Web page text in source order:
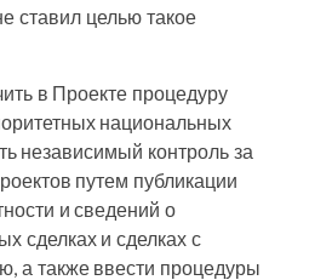
ставил целью такое
в Проекте процедуру
национальных
независимый контроль за
путем публикации
и сведений о
сделках и сделках с
а также ввести процедуры